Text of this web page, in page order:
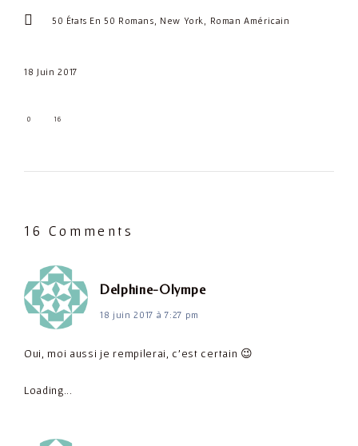
of
50 États En 50 Romans New York Roman Américain
18 Juin 2017
16
0
16 Comments
Delphine-Olympedit :
18 juin 2017 à 7:27 pm
Oui, moi aussi je rempilerai, c'est certain 😉
Loading...